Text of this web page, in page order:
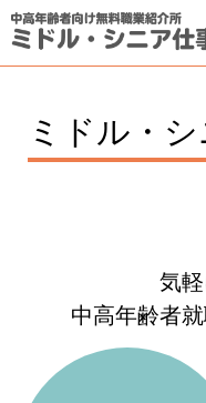
ミドル・
気
中高年齢者